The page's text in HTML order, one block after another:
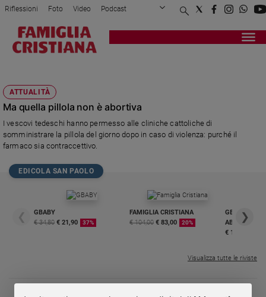
Attualità
Politica
Mondo
Economia
Legalità
giustizia
Sport
Papa
Chiesa
Riflessioni Foto Video Podcast
Privacy Policy Chi siamo
Registrati Redazione
ATTUALITÀ
Ma quella pillola non è abortiva
I vescovi tedeschi hanno permesso alle cliniche cattoliche di
somministrare la pillola del giorno dopo in caso di violenza: purché il
farmaco sia contraccettivo.
EDICOLA SAN PAOLO
❮
GBABY
€ 34,80 € 21,90 37%
FAMIGLIA CRISTIANA
€ 104,00 € 83,00 20%
GBABY
€ 16,99
❯
Visualizza tutte le riviste